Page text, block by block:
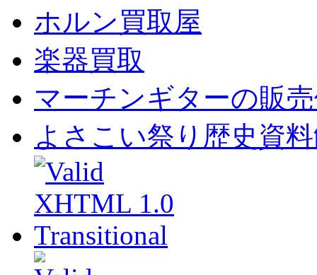
ホルン買取屋
楽器買取
マーチンギターの販
よさこい祭り歴史資